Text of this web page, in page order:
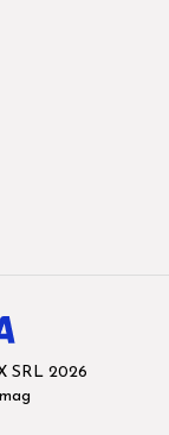
SRL 2026